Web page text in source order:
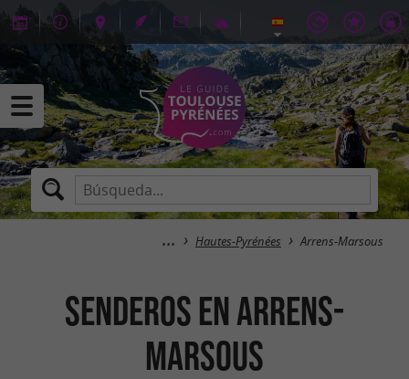
Hautes-Pyrénées Arrens-Marsous
senderos en Arrens-
Marsous